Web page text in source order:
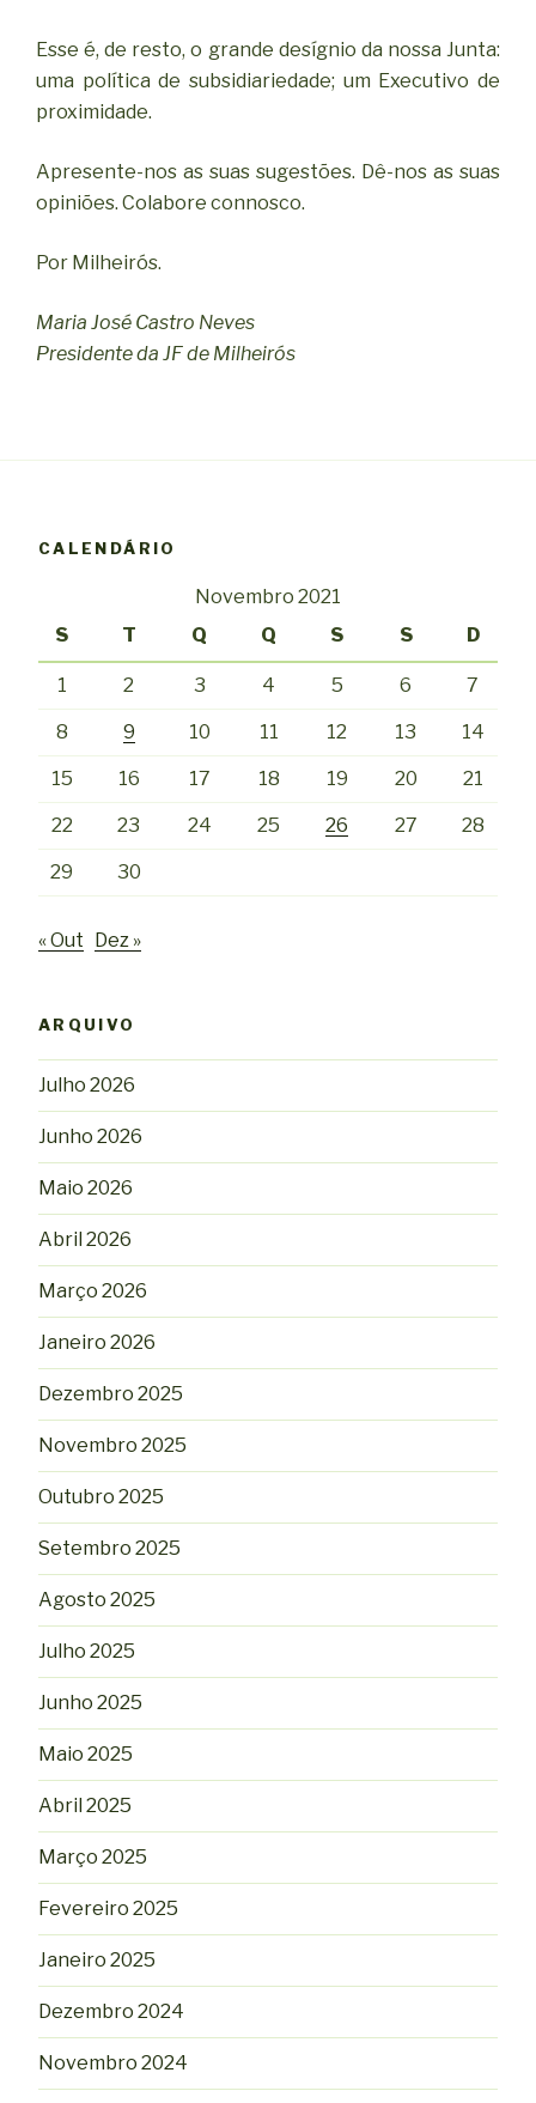
Esse é, de resto, o grande desígnio da nossa Junta:
uma política de subsidiariedade; um Executivo de
proximidade.
Apresente-nos as suas sugestões. Dê-nos as suas
opiniões. Colabore connosco.
Por Milheirós.
Maria José Castro Neves
Presidente da JF de Milheirós
CALENDÁRIO
Novembro 2021
S
T Q Q S S D
1 2 3 4 5 6 7
8 9 10 11 12 13 14
15 16 17 18 19 20 21
22 23 24 25 26 27 28
29 30
« Out Dez »
ARQUIVO
Julho 2026
Junho 2026
Maio 2026
Abril 2026
Março 2026
Janeiro 2026
Dezembro 2025
Novembro 2025
Outubro 2025
Setembro 2025
Agosto 2025
Julho 2025
Junho 2025
Maio 2025
Abril 2025
Março 2025
Fevereiro 2025
Janeiro 2025
Dezembro 2024
Novembro 2024